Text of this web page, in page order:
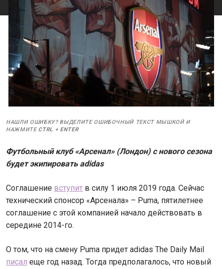
НАШЛИ ОШИБКУ? ВЫДЕЛИТЕ ОШИБОЧНЫЙ ТЕКСТ МЫШКОЙ И
НАЖМИТЕ CTRL + ENTER
Футбольный клуб «Арсенал» (Лондон) с нового сезона
будет экипировать adidas
Соглашение вступит в силу 1 июля 2019 года. Сейчас
технический спонсор «Арсенала» – Puma, пятилетнее
соглашение с этой компанией начало действовать в
середине 2014-го.
О том, что на смену Puma придет adidas The Daily Mail
писал еще год назад. Тогда предполагалось, что новый